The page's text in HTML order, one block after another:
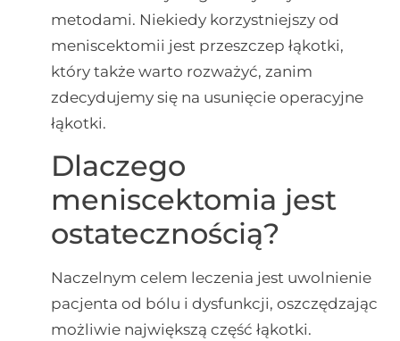
metodami. Niekiedy korzystniejszy od
meniscektomii jest przeszczep łąkotki,
który także warto rozważyć, zanim
zdecydujemy się na usunięcie operacyjne
łąkotki.
Dlaczego
meniscektomia jest
ostatecznością?
Naczelnym celem leczenia jest uwolnienie
pacjenta od bólu i dysfunkcji, oszczędzając
możliwie największą część łąkotki.